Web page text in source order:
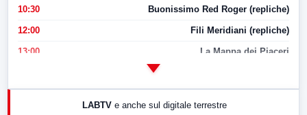
10:30 Buonissimo Red Roger (repliche)
12:00 Fili Meridiani (repliche)
13:00 La Mappa dei Piaceri
LABTV e anche sul digitale terrestre